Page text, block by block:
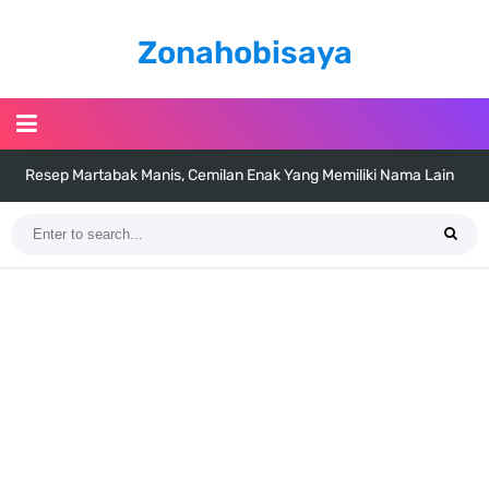
Zonahobisaya
Resep Martabak Manis, Cemilan Enak Yang Memiliki Nama Lain